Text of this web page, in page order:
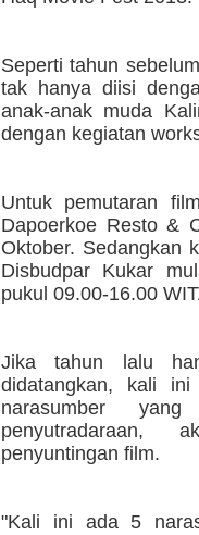
Seperti tahun
tak hanya diisi
anak-anak muda
dengan kegiatan
Untuk pemutaran
Dapoerkoe Resto &
Oktober. Sedangkan
Disbudpar Kukar
pukul 09.00-16.00
Jika tahun lalu
didatangkan, kali
narasumber
penyutradaraan,
penyuntingan film.
"Kali ini ada 5